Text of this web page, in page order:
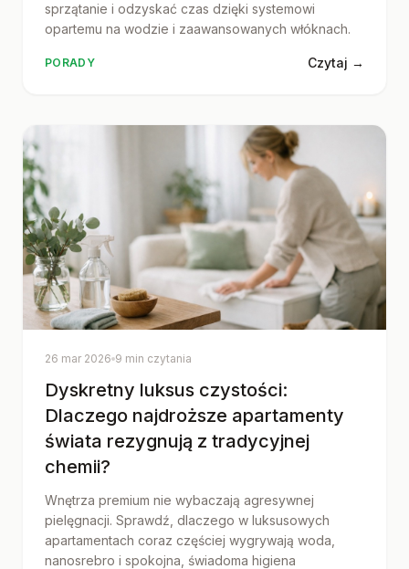
sprzątanie i odzyskać czas dzięki systemowi
opartemu na wodzie i zaawansowanych włóknach.
PORADY Czytaj →
26 mar 2026 9 min czytania
Dyskretny luksus czystości:
Dlaczego najdroższe apartamenty
świata rezygnują z tradycyjnej
chemii?
Wnętrza premium nie wybaczają agresywnej
pielęgnacji. Sprawdź, dlaczego w luksusowych
apartamentach coraz częściej wygrywają woda,
nanosrebro i spokojna, świadoma higiena